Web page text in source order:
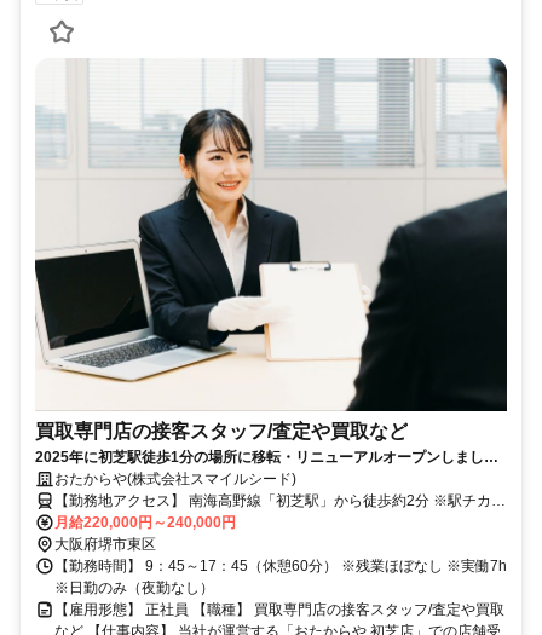
買取専門店の接客スタッフ/査定や買取など
2025年に初芝駅徒歩1分の場所に移転・リニューアルオープンしまし
た！ 残業ほぼなし！実働7h！経験・資格不問！
おたからや(株式会社スマイルシード)
【勤務地アクセス】 南海高野線「初芝駅」から徒歩約2分 ※駅チカ好
立地！
月給220,000円～240,000円
大阪府堺市東区
【勤務時間】 9：45～17：45（休憩60分） ※残業ほぼなし ※実働7h
※日勤のみ（夜勤なし）
【雇用形態】 正社員 【職種】 買取専門店の接客スタッフ/査定や買取
など 【仕事内容】 当社が運営する「おたからや 初芝店」での店舗受